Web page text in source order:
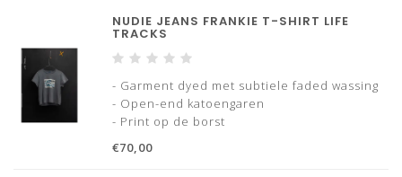
NUDIE JEANS FRANKIE T-SHIRT LIFE
TRACKS
- Garment dyed met subtiele faded wassing
- Open-end katoengaren
- Print op de borst
- Regular fit
€70,00